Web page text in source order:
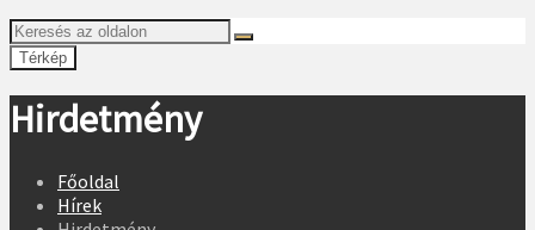
Térkép
Hirdetmény
Főoldal
Hírek